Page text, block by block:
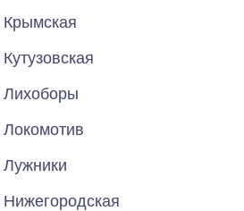
Крымская
Лихоборы
Локомотив
Лужники